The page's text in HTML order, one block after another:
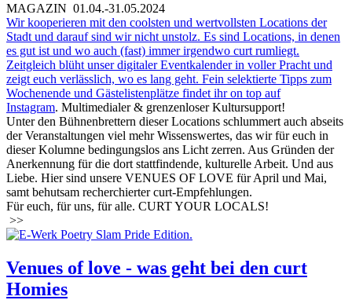
MAGAZIN 01.04.-31.05.2024
Wir kooperieren mit den coolsten und wertvollsten Locations der
Stadt und darauf sind wir nicht unstolz. Es sind Locations, in denen
es gut ist und wo auch (fast) immer irgendwo curt rumliegt.
Zeitgleich blüht unser digitaler Eventkalender in voller Pracht und
zeigt euch verlässlich, wo es lang geht. Fein selektierte Tipps zum
Wochenende und Gästelistenplätze findet ihr on top auf
Instagram. Multimedialer & grenzenloser Kultursupport!
Unter den Bühnenbrettern dieser Locations schlummert auch abseits
der Veranstaltungen viel mehr Wissenswertes, das wir für euch in
dieser Kolumne bedingungslos ans Licht zerren. Aus Gründen der
Anerkennung für die dort stattfindende, kulturelle Arbeit. Und aus
Liebe. Hier sind unsere VENUES OF LOVE für April und Mai,
samt behutsam recherchierter curt-Empfehlungen.
Für euch, für uns, für alle. CURT YOUR LOCALS!
>>
Venues of love - was geht bei den curt
Homies